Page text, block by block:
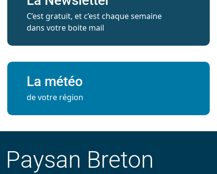
C’est gratuit, et c’est chaque semaine
dans votre boite mail
La météo
de votre région
Paysan Breton